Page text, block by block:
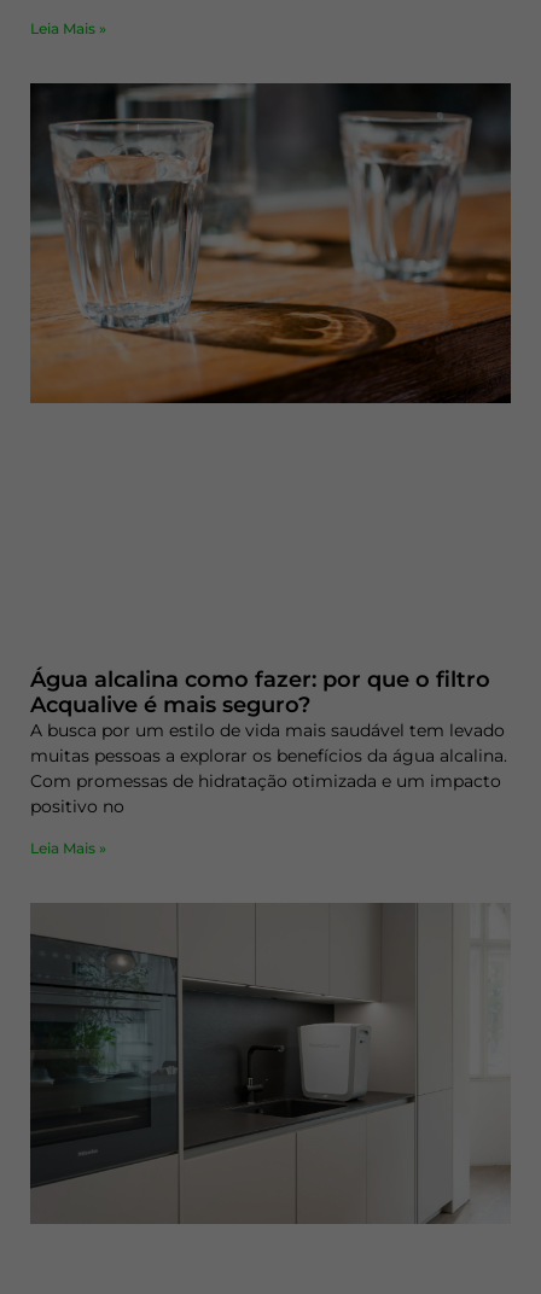
Leia Mais »
Água alcalina como fazer: por que o filtro
Acqualive é mais seguro?
A busca por um estilo de vida mais saudável tem levado
muitas pessoas a explorar os benefícios da água alcalina.
Com promessas de hidratação otimizada e um impacto
positivo no
Leia Mais »